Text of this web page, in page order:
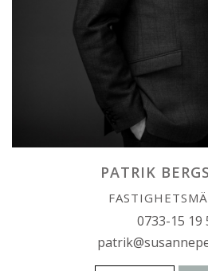
PATRIK
0733-15 19